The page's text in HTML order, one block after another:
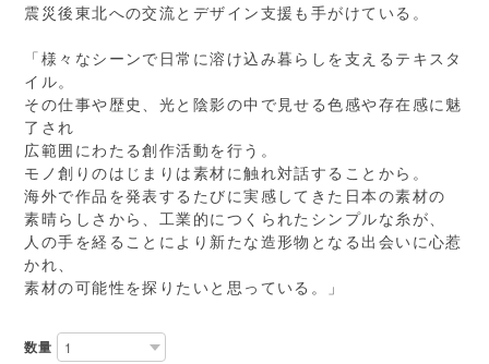
震災後東北への交流とデザイン支援も手がけている。
「様々なシーンで日常に溶け込み暮らしを支えるテキスタ
イル。
その仕事や歴史、光と陰影の中で見せる色感や存在感に魅
了され
広範囲にわたる創作活動を行う。
モノ創りのはじまりは素材に触れ対話することから。
海外で作品を発表するたびに実感してきた日本の素材の
素晴らしさから、工業的につくられたシンプルな糸が、
人の手を経ることにより新たな造形物となる出会いに心惹
かれ、
素材の可能性を探りたいと思っている。」
数量